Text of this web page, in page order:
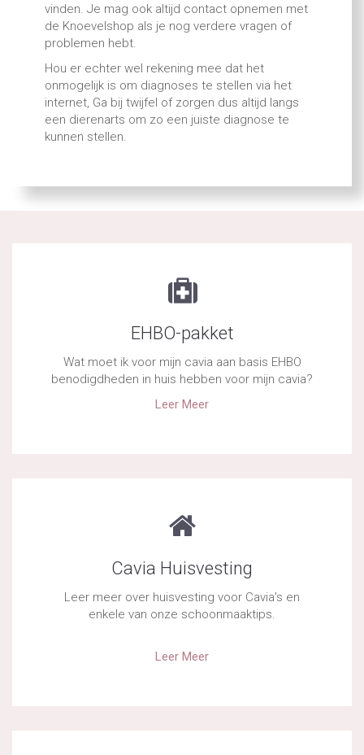
vinden. Je mag ook altijd contact opnemen met
de Knoevelshop als je nog verdere vragen of
problemen hebt.
Hou er echter wel rekening mee dat het
onmogelijk is om diagnoses te stellen via het
internet, Ga bij twijfel of zorgen dus altijd langs
een dierenarts om zo een juiste diagnose te
kunnen stellen.
EHBO-pakket
Wat moet ik voor mijn cavia aan basis EHBO
benodigdheden in huis hebben voor mijn cavia?
Leer Meer
Cavia Huisvesting
Leer meer over huisvesting voor Cavia's en
enkele van onze schoonmaaktips.
Leer Meer